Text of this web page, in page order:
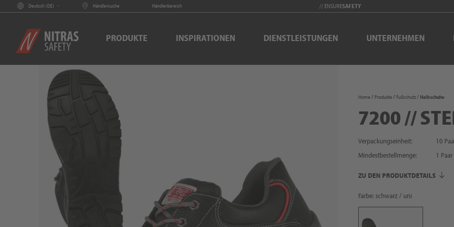
Deutsch (DE) Händlersuche Händlerbereich // ENSURESAFETY
PRODUKTE INSPIRATIONEN DIENSTLEISTUNGEN UNTERNEHMEN
Home Produkte Fußschutz Halbschuhe
7200 //
Verpackungseinheit:
10
Mindestbestellmenge:
1 Paar
ZU DEN PRODUKTDETAILS
Farbe: schwarz / uni